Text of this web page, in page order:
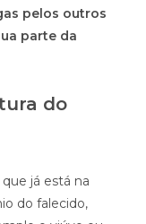
pelos outros
parte da
do
já está na
do falecido,